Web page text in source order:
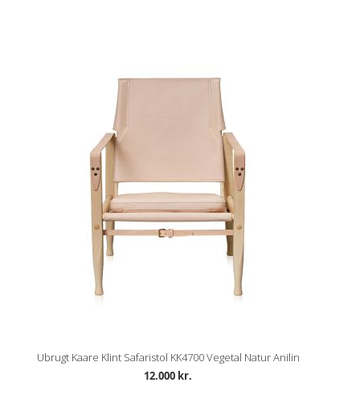
Ubrugt Kaare Klint Safaristol KK4700 Vegetal Natur Anilin
12.000 kr.